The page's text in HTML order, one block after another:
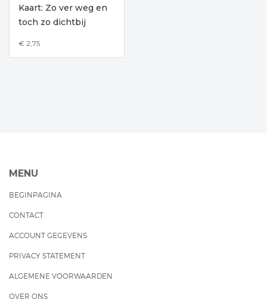
Kaart: Zo ver weg en
toch zo dichtbij
€ 2,75
MENU
BEGINPAGINA
CONTACT
ACCOUNT GEGEVENS
PRIVACY STATEMENT
ALGEMENE VOORWAARDEN
OVER ONS